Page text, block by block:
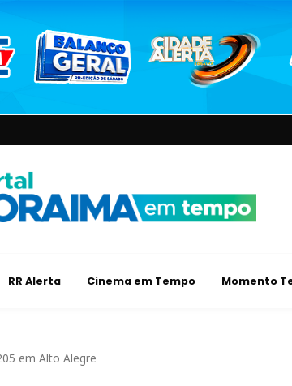
RR Alerta Cinema em Tempo Momento
em Alto Alegre